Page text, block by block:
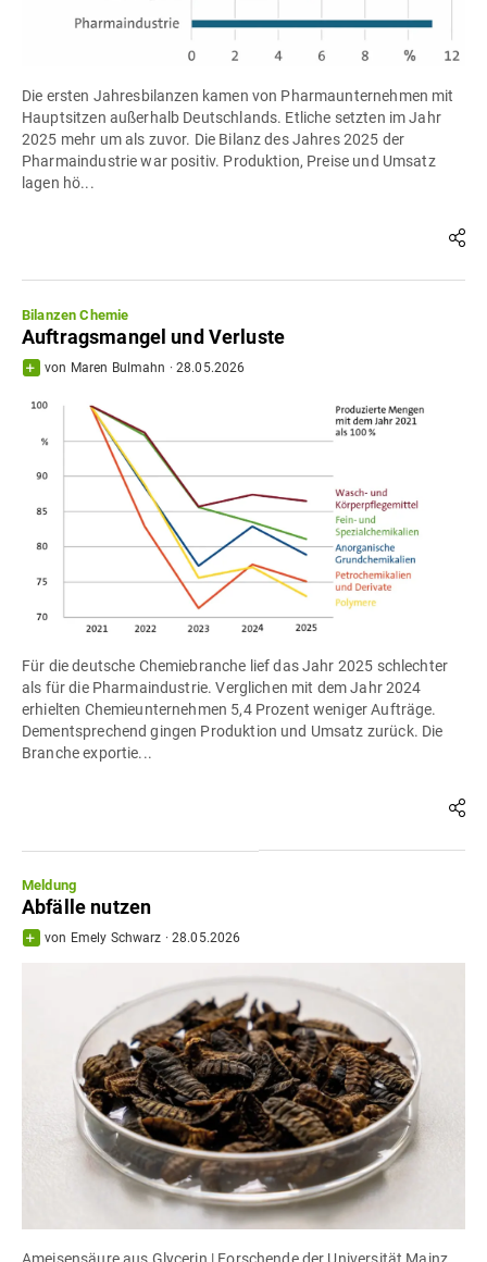
Die ersten Jahresbilanzen kamen von Pharmaunternehmen mit
Hauptsitzen außerhalb Deutschlands. Etliche setzten im Jahr
2025 mehr um als zuvor. Die Bilanz des Jahres 2025 der
Pharmaindustrie war positiv. Produktion, Preise und Umsatz
lagen hö...
Bilanzen Chemie
Auftragsmangel und Verluste
von Maren Bulmahn ·28.05.2026
Für die deutsche Chemiebranche lief das Jahr 2025 schlechter
als für die Pharmaindustrie. Verglichen mit dem Jahr 2024
erhielten Chemieunternehmen 5,4 Prozent weniger Aufträge.
Dementsprechend gingen Produktion und Umsatz zurück. Die
Branche exportie...
Meldung
Abfälle nutzen
von Emely Schwarz ·28.05.2026
Ameisensäure aus Glycerin | Forschende der Universität Mainz